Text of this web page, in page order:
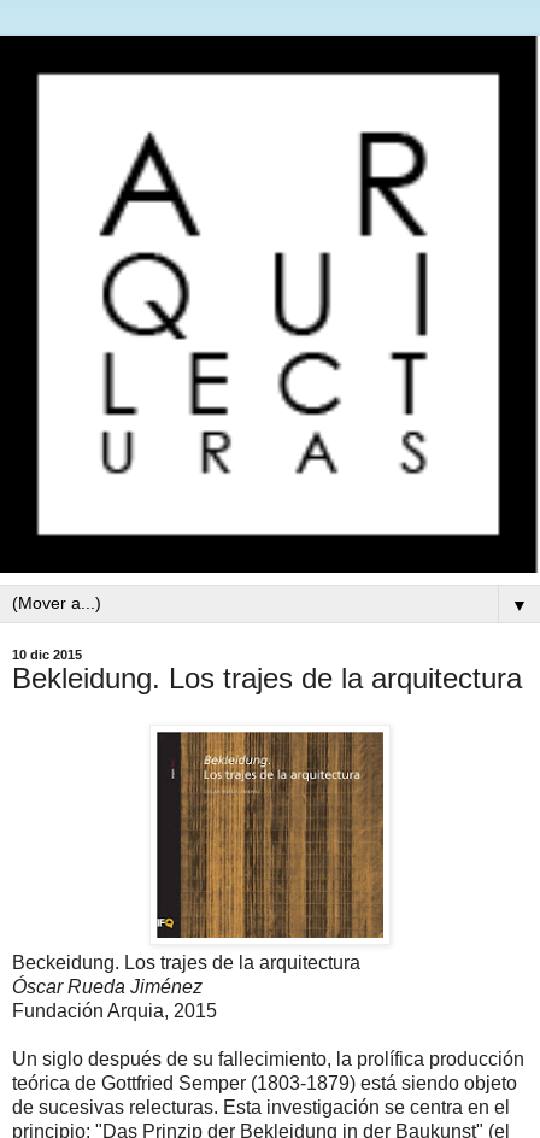
▼
10 dic 2015
Bekleidung. Los trajes de la arquitectura
Beckeidung. Los trajes de la arquitectura
Óscar Rueda Jiménez
Fundación Arquia, 2015
Un siglo después de su fallecimiento, la prolífica producción
teórica de Gottfried Semper (1803-1879) está siendo objeto
de sucesivas relecturas. Esta investigación se centra en el
principio: "Das Prinzip der Bekleidung in der Baukunst" (el